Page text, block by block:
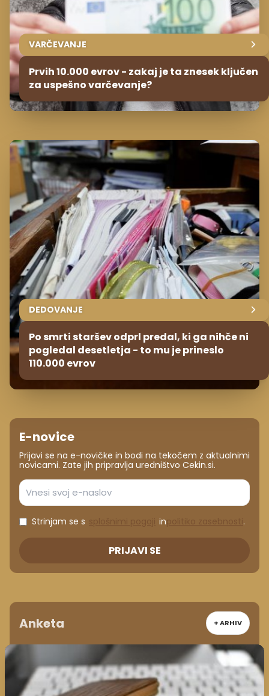
VARČEVANJE
Prvih 10.000 evrov - zakaj je ta znesek ključen
za uspešno varčevanje?
DEDOVANJE
Po smrti staršev odprl predal, ki ga nihče ni
pogledal desetletja - to mu je prineslo
110.000 evrov
E-novice
Prijavi se na e-novičke in bodi na tekočem z aktualnimi
novicami. Zate jih pripravlja uredništvo Cekin.si.
Strinjam se s in .
PRIJAVI SE
Anketa + ARHIV